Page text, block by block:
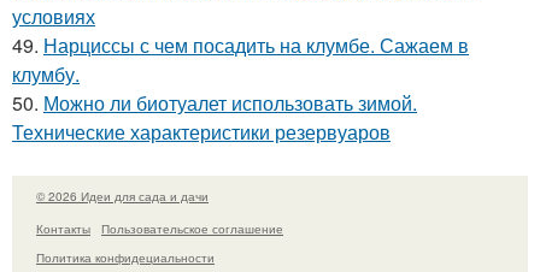
условиях
49. Нарциссы с чем посадить на клумбе. Сажаем в
клумбу.
50. Можно ли биотуалет использовать зимой.
Технические характеристики резервуаров
© 2026 Идеи для сада и дачи
Контакты
Пользовательское соглашение
Политика конфидециальности